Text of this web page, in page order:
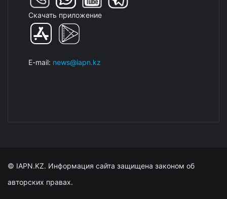
Скачать приложение
E-mail: news@iapn.kz
© IAPN.KZ. Информация сайта защищена законом об
авторских правах.